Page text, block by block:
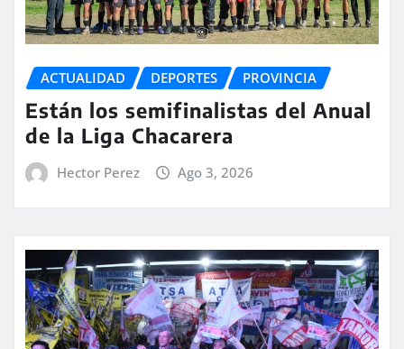
ACTUALIDAD DEPORTES PROVINCIA
Están los semifinalistas del Anual
de la Liga Chacarera
Hector Perez Ago 3, 2026